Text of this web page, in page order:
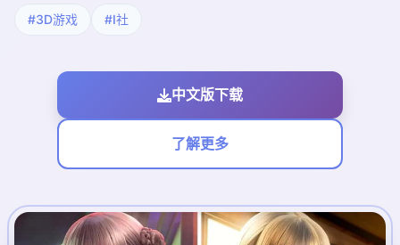
#3D游戏 #I社
中文版下载
了解更多